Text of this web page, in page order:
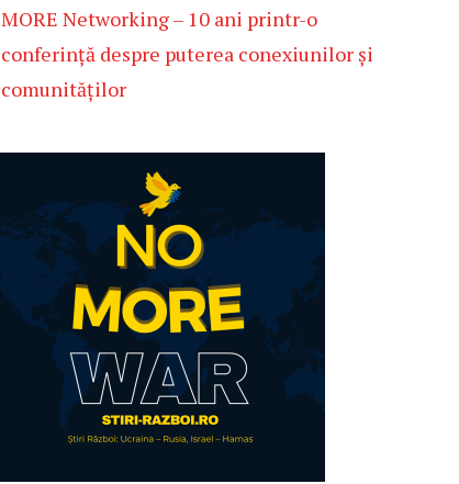
MORE Networking – 10 ani printr-o
conferință despre puterea conexiunilor și
comunităților